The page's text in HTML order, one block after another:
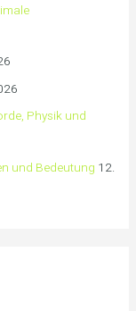
Physik und
und Bedeutung 12.